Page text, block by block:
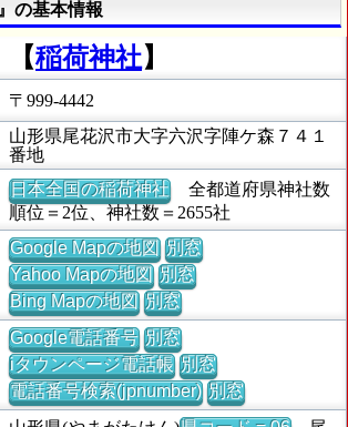
』の基本情報
【稲荷神社】
〒999-4442
山形県尾花沢市大字六沢字陣ケ森７４１
番地
日本全国の稲荷神社全都道府県神社数
順位＝2位、神社数＝2655社
Google Mapの地図 別窓
Yahoo Mapの地図 別窓
Bing Mapの地図 別窓
Google電話番号 別窓
iタウンページ電話帳 別窓
電話番号検索(jpnumber) 別窓